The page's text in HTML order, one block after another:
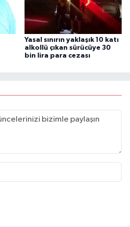
Yasal sınırın yaklaşık 10 katı
alkollü çıkan sürücüye 30
bin lira para cezası